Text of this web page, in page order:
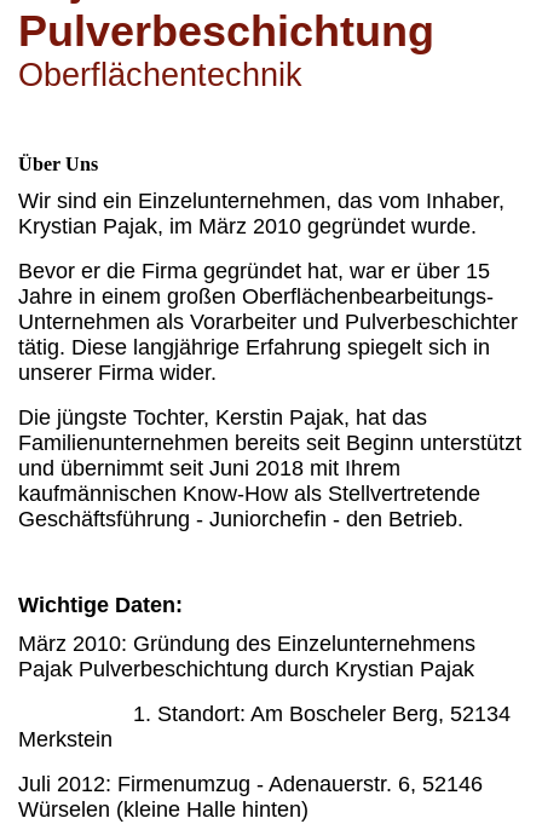
Pulverbeschichtung
Oberflächentechnik
Über Uns
Wir sind ein Einzelunternehmen, das vom Inhaber,
Krystian Pajak, im März 2010 gegründet wurde.
Bevor er die Firma gegründet hat, war er über 15
Jahre in einem großen Oberflächenbearbeitungs-
Unternehmen als Vorarbeiter und Pulverbeschichter
tätig. Diese langjährige Erfahrung spiegelt sich in
unserer Firma wider.
Die jüngste Tochter, Kerstin Pajak, hat das
Familienunternehmen bereits seit Beginn unterstützt
und übernimmt seit Juni 2018 mit Ihrem
kaufmännischen Know-How als Stellvertretende
Geschäftsführung - Juniorchefin - den Betrieb.
Wichtige Daten:
März 2010: Gründung des Einzelunternehmens
Pajak Pulverbeschichtung durch Krystian Pajak
1. Standort: Am Boscheler Berg, 52134
Merkstein
Juli 2012: Firmenumzug - Adenauerstr. 6, 52146
Würselen (kleine Halle hinten)